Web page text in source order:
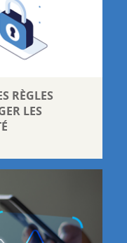
RÈGLES
LES